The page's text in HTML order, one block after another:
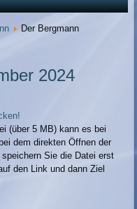
Der Bergmann
2024
(über 5 MB) kann es bei
dem direkten Öffnen der
Sie die Datei erst
den Link und dann Ziel